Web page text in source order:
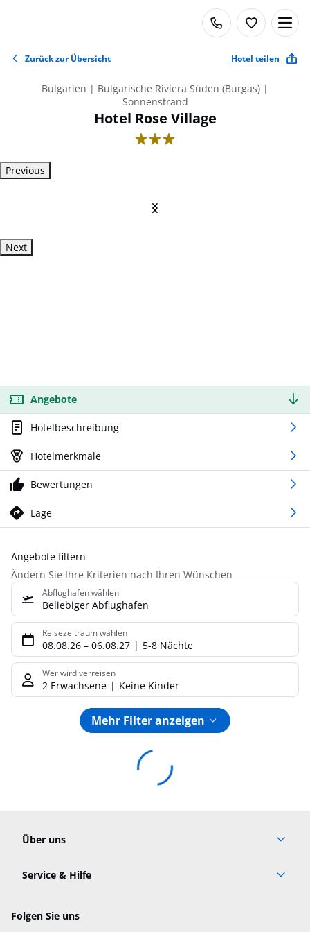
Zurück zur Übersicht Hotel teilen
Bulgarien | Bulgarische Riviera Süden (Burgas) |
Sonnenstrand
Hotel Rose Village
3
Previous
Next
Angebote
Hotelbeschreibung
Hotelmerkmale
Bewertungen
Lage
Angebote filtern
Ändern Sie Ihre Kriterien nach Ihren Wünschen
Abflughafen wählen
Beliebiger Abflughafen
Reisezeitraum wählen
08.08.26 – 06.08.27 5-8 Nächte
Wer wird verreisen
2 Erwachsene Keine Kinder
Mehr Filter anzeigen
Über uns
Datenschutz
Service & Hilfe
Check-in
Folgen Sie uns